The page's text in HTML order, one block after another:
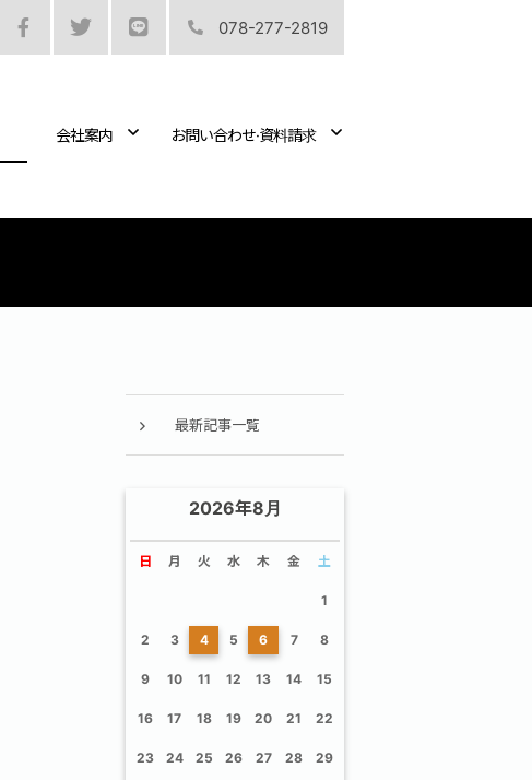
078-277-2819
会社案内 お問い合わせ·資料請求
最新記事一覧
2026年8月
日 月 火 水 木 金 土
1
2 3 4 5 6 7 8
9 10 11 12 13 14 15
16 17 18 19 20 21 22
23 24 25 26 27 28 29